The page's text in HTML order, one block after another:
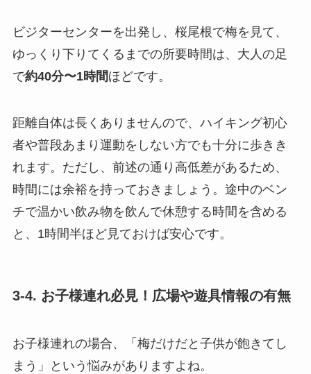
ビジターセンターを出発し、桜尾根で梅を見て、
ゆっくり下りてくるまでの所要時間は、大人の足
で約40分〜1時間ほどです。
距離自体は長くありませんので、ハイキング初心
者や普段あまり運動をしない方でも十分に歩きき
れます。ただし、前述の通り高低差があるため、
時間には余裕を持っておきましょう。途中のベン
チで温かい飲み物を飲んで休憩する時間を含める
と、1時間半ほど見ておけば安心です。
3-4. お子様連れ必見！広場や遊具情報の有無
お子様連れの場合、「梅だけだと子供が飽きてし
まう」という悩みがありますよね。